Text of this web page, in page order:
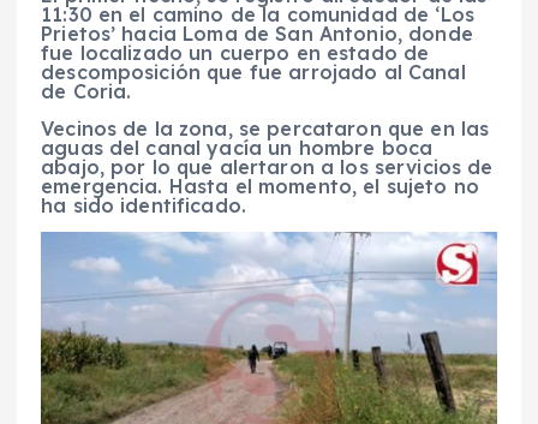
11:30 en el camino de la comunidad de ‘Los
Prietos’ hacia Loma de San Antonio, donde
fue localizado un cuerpo en estado de
descomposición que fue arrojado al Canal
de Coria.
Vecinos de la zona, se percataron que en las
aguas del canal yacía un hombre boca
abajo, por lo que alertaron a los servicios de
emergencia. Hasta el momento, el sujeto no
ha sido identificado.